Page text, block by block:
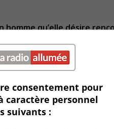
homme qu’elle désire
le vendredi 21 mai.
qui a inquiété une
consentement pour
caractère personnel
suivants :